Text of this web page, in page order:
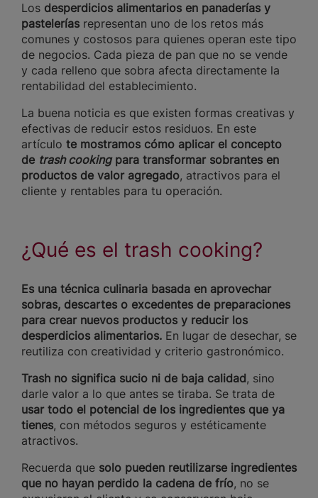
Los desperdicios alimentarios en panaderías y
pastelerías representan uno de los retos más
comunes y costosos para quienes operan este tipo
de negocios. Cada pieza de pan que no se vende
y cada relleno que sobra afecta directamente la
rentabilidad del establecimiento.
La buena noticia es que existen formas creativas y
efectivas de reducir estos residuos. En este
artículo te mostramos cómo aplicar el concepto
de trash cookingpara transformar sobrantes en
productos de valor agregado, atractivos para el
cliente y rentables para tu operación.
¿Qué es el trash cooking?
Es una técnica culinaria basada en aprovechar
sobras, descartes o excedentes de preparaciones
para crear nuevos productos y reducir los
desperdicios alimentarios. En lugar de desechar, se
reutiliza con creatividad y criterio gastronómico.
Trash no significa sucio ni de baja calidad, sino
darle valor a lo que antes se tiraba. Se trata de
usar todo el potencial de los ingredientes que ya
tienes, con métodos seguros y estéticamente
atractivos.
Recuerda que solo pueden reutilizarse ingredientes
que no hayan perdido la cadena de frío, no se